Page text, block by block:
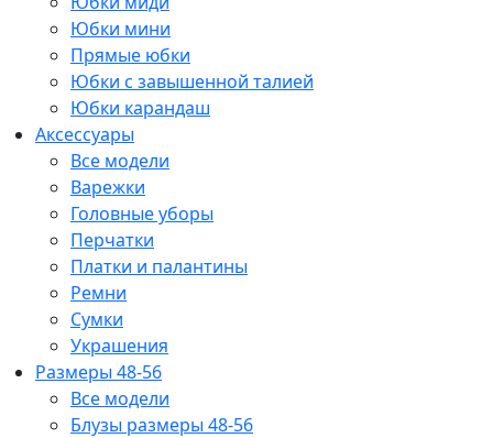
Юбки мини
Прямые юбки
Юбки с завышенной талией
Юбки карандаш
Аксессуары
Все модели
Варежки
Головные уборы
Перчатки
Платки и палантины
Ремни
Сумки
Украшения
Размеры 48-56
Все модели
Блузы размеры 48-56